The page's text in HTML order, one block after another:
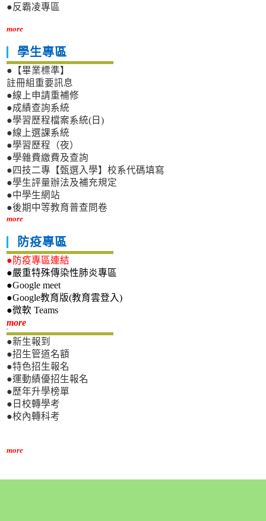
●反霸凌專區
more
學生專區
●【畢業標準】
註冊組重要訊息
●線上申請重補修
●成績查詢系統
●學習歷程檔案系統(日)
●線上選課系統
●學習歷程（夜）
●學雜費繳費及查詢
●四技二專【甄選入學】校系代碼填寫
●學生評量辦法及補充規定
●中學生網站
●後期中等教育普查問卷
more
防疫專區
●防疫專區連結
●嚴重特殊傳染性肺炎專區
●Google meet
●Google教育版(教育雲登入)
●微軟 Teams
more新生專區
●新生報到
●招生管道名額
●特色招生報名
●運動績優招生報名
●歷年升學榜單
●日校轉學考
●校內轉科考
more